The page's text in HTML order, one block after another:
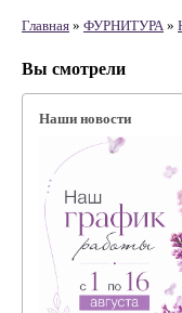
Главная » ФУРНИТУРА»
Вы смотрели
Наши новости